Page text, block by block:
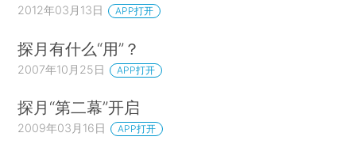
2012年03月13日 APP打开
探月有什么“用”？
2007年10月25日 APP打开
探月“第二幕”开启
2009年03月16日 APP打开